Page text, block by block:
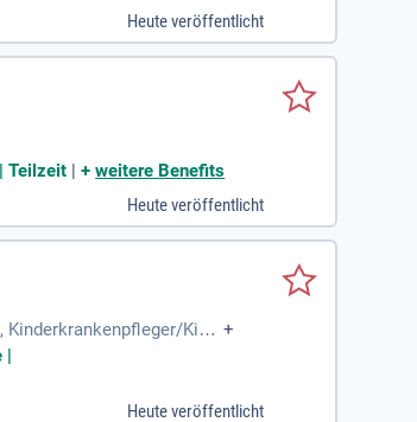
Heute veröffentlicht
Teilzeit |+weitere Benefits
Heute veröffentlicht
Kind +
|
Heute veröffentlicht